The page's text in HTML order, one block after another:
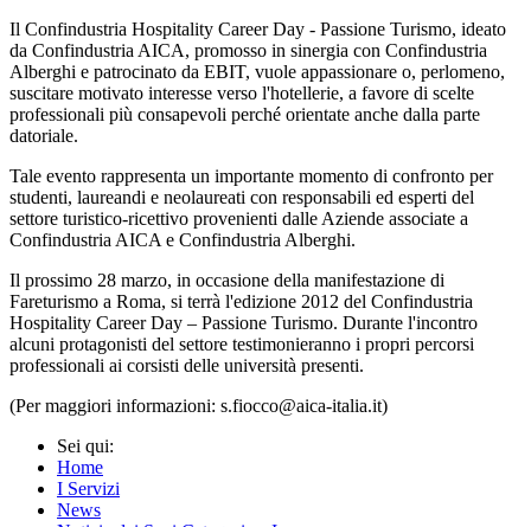
Il Confindustria Hospitality Career Day - Passione Turismo, ideato
da Confindustria AICA, promosso in sinergia con Confindustria
Alberghi e patrocinato da EBIT, vuole appassionare o, perlomeno,
suscitare motivato interesse verso l'hotellerie, a favore di scelte
professionali più consapevoli perché orientate anche dalla parte
datoriale.
Tale evento rappresenta un importante momento di confronto per
studenti, laureandi e neolaureati con responsabili ed esperti del
settore turistico-ricettivo provenienti dalle Aziende associate a
Confindustria AICA e Confindustria Alberghi.
Il prossimo 28 marzo, in occasione della manifestazione di
Fareturismo a Roma, si terrà l'edizione 2012 del Confindustria
Hospitality Career Day – Passione Turismo. Durante l'incontro
alcuni protagonisti del settore testimonieranno i propri percorsi
professionali ai corsisti delle università presenti.
(Per maggiori informazioni: s.fiocco@aica-italia.it)
Sei qui:
Home
I Servizi
News